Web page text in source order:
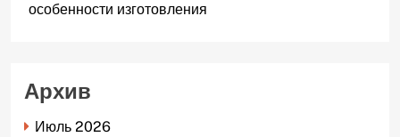
особенности изготовления
Архив
Июль 2026